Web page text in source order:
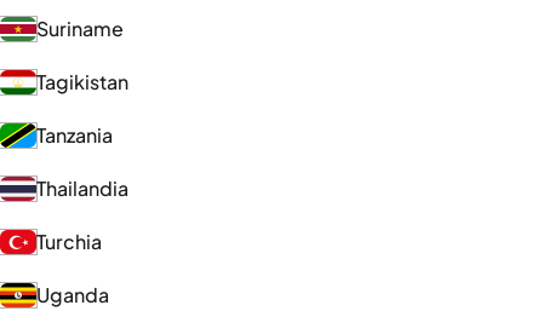
Suriname
Tagikistan
Tanzania
Thailandia
Turchia
Uganda